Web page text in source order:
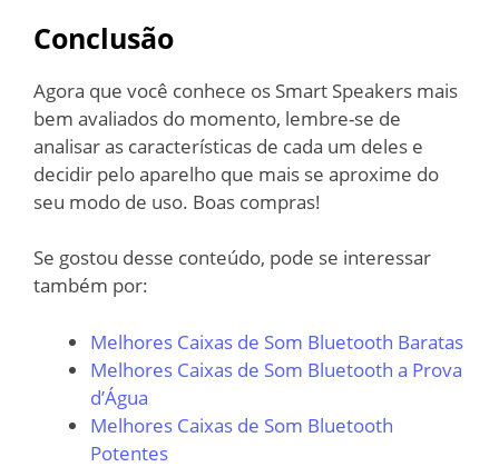
Conclusão
Agora que você conhece os Smart Speakers mais
bem avaliados do momento, lembre-se de
analisar as características de cada um deles e
decidir pelo aparelho que mais se aproxime do
seu modo de uso. Boas compras!
Se gostou desse conteúdo, pode se interessar
também por:
Melhores Caixas de Som Bluetooth Baratas
Melhores Caixas de Som Bluetooth a Prova
d’Água
Melhores Caixas de Som Bluetooth
Potentes